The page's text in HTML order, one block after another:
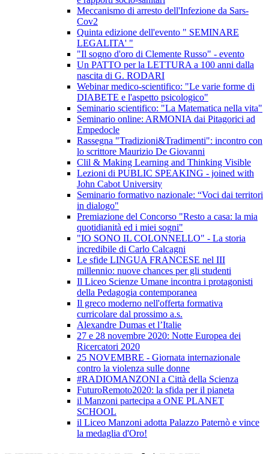
Meccanismo di arresto dell'Infezione da Sars-
Cov2
Quinta edizione dell'evento " SEMINARE
LEGALITA' "
"Il sogno d'oro di Clemente Russo" - evento
Un PATTO per la LETTURA a 100 anni dalla
nascita di G. RODARI
Webinar medico-scientifico: "Le varie forme di
DIABETE e l'aspetto psicologico"
Seminario scientifico: "La Matematica nella vita"
Seminario online: ARMONIA dai Pitagorici ad
Empedocle
Rassegna "Tradizioni&Tradimenti": incontro con
lo scrittore Maurizio De Giovanni
Clil & Making Learning and Thinking Visible
Lezioni di PUBLIC SPEAKING - joined with
John Cabot University
Seminario formativo nazionale: “Voci dai territori
in dialogo"
Premiazione del Concorso "Resto a casa: la mia
quotidianità ed i miei sogni"
"IO SONO IL COLONNELLO" - La storia
incredibile di Carlo Calcagni
Le sfide LINGUA FRANCESE nel III
millennio: nuove chances per gli studenti
Il Liceo Scienze Umane incontra i protagonisti
della Pedagogia contemporanea
Il greco moderno nell'offerta formativa
curricolare dal prossimo a.s.
Alexandre Dumas et l’Italie
27 e 28 novembre 2020: Notte Europea dei
Ricercatori 2020
25 NOVEMBRE - Giornata internazionale
contro la violenza sulle donne
#RADIOMANZONI a Città della Scienza
FuturoRemoto2020: la sfida per il pianeta
il Manzoni partecipa a ONE PLANET
SCHOOL
il Liceo Manzoni adotta Palazzo Paternò e vince
la medaglia d'Oro!